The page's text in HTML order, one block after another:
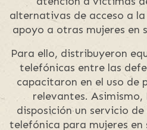
alternativas de acceso a
apoyo a otras mujeres en
Para ello, distribuyeron
telefónicas entre las
capacitaron en el uso de
relevantes. Asimismo,
disposición un servicio
telefónica para mujeres